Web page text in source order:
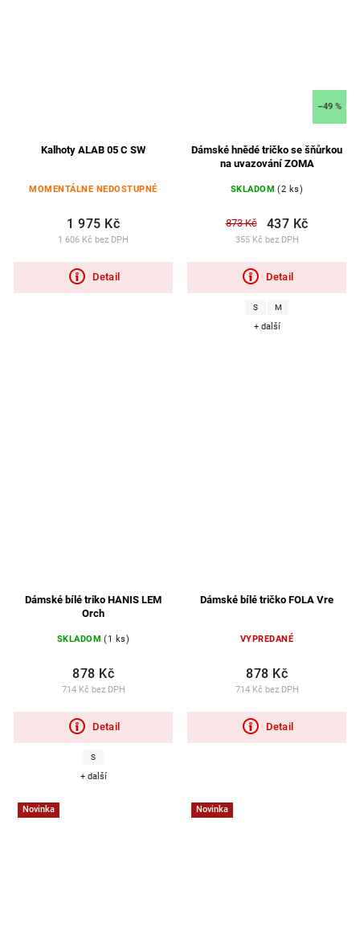
Kalhoty ALAB 05 C SW
MOMENTÁLNE NEDOSTUPNÉ
1 606 Kč bez DPH
1 975 Kč
Detail
–49 %
Dámské hnědé tričko se šňůrkou
na uvazování ZOMA
SKLADOM (2 ks)
355 Kč bez DPH
873 Kč 437 Kč
Detail
S M
+ další
Dámské bílé triko HANIS LEM
Orch
SKLADOM (1 ks)
714 Kč bez DPH
878 Kč
Detail
S
+ další
Dámské bílé tričko FOLA Vre
VYPREDANÉ
714 Kč bez DPH
878 Kč
Detail
Novinka Novinka